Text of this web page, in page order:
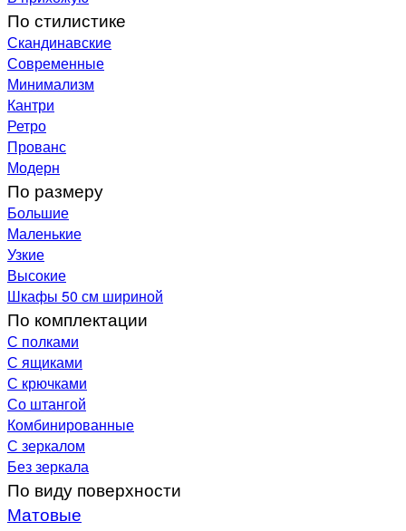
По стилистике
Скандинавские
Современные
Минимализм
Кантри
Ретро
Прованс
Модерн
По размеру
Большие
Маленькие
Узкие
Высокие
Шкафы 50 см шириной
По комплектации
С полками
С ящиками
С крючками
Со штангой
Комбинированные
С зеркалом
Без зеркала
По виду поверхности
Матовые